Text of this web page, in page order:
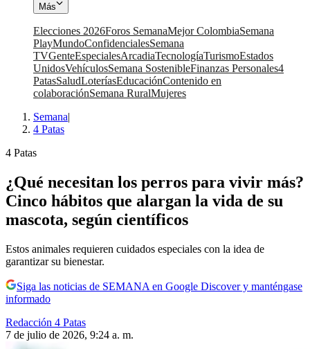
Más
Elecciones 2026Foros SemanaMejor ColombiaSemana
PlayMundoConfidencialesSemana
TVGenteEspecialesArcadiaTecnologíaTurismoEstados
UnidosVehículosSemana SostenibleFinanzas Personales4
PatasSaludLoteríasEducaciónContenido en
colaboraciónSemana RuralMujeres
Semana|
4 Patas
4 Patas
¿Qué necesitan los perros para vivir más?
Cinco hábitos que alargan la vida de su
mascota, según científicos
Estos animales requieren cuidados especiales con la idea de
garantizar su bienestar.
Siga las noticias de SEMANA en Google Discover y manténgase
informado
Redacción 4 Patas
7 de julio de 2026, 9:24 a. m.